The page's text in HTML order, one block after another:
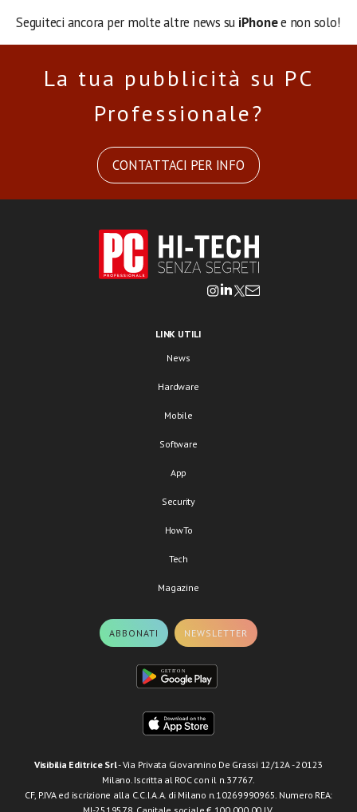
Seguiteci ancora per molte altre news su iPhonee non solo!
La tua pubblicità su PC
Professionale?
CONTATTACI PER INFO
LINK UTILI
News
Hardware
Mobile
Software
App
Security
HowTo
Tech
Magazine
ABBONATI NEWSLETTER
Visibilia Editrice Srl- Via Privata Giovannino De Grassi 12/12A - 20123
Milano. Iscritta al ROC con il n.37767.
CF, P.IVA ed iscrizione alla C.C.I.A.A. di Milano n.10269990965. Numero REA: